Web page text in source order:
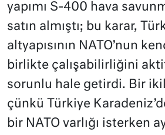
yapımı S-400 hava
satın almıştı; bu karar,
altyapısının NATO’nun
birlikte çalışabilirliğini
sorunlu hale getirdi. Bir
çünkü Türkiye
bir NATO varlığı isterken